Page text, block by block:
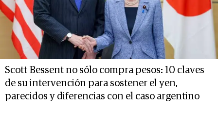
Scott Bessent no sólo compra pesos: 10 claves
de su intervención para sostener el yen,
parecidos y diferencias con el caso argentino